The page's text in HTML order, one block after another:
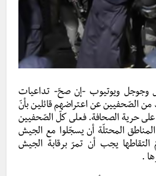
وجوجل ويوتيوب -إن صحّ- تداعيات
الصّحفيين عن اعتراضهم قائلين بأنّ
حرية الصحافة. فعلى كلّ الصّحفيين
المحتلّة أن يسجّلوا مع الجيش
التقاطها يجب أن تمرّ برقابة الجيش
.